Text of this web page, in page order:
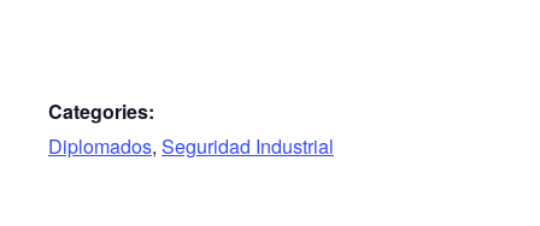
Categories:
Diplomados, Seguridad Industrial